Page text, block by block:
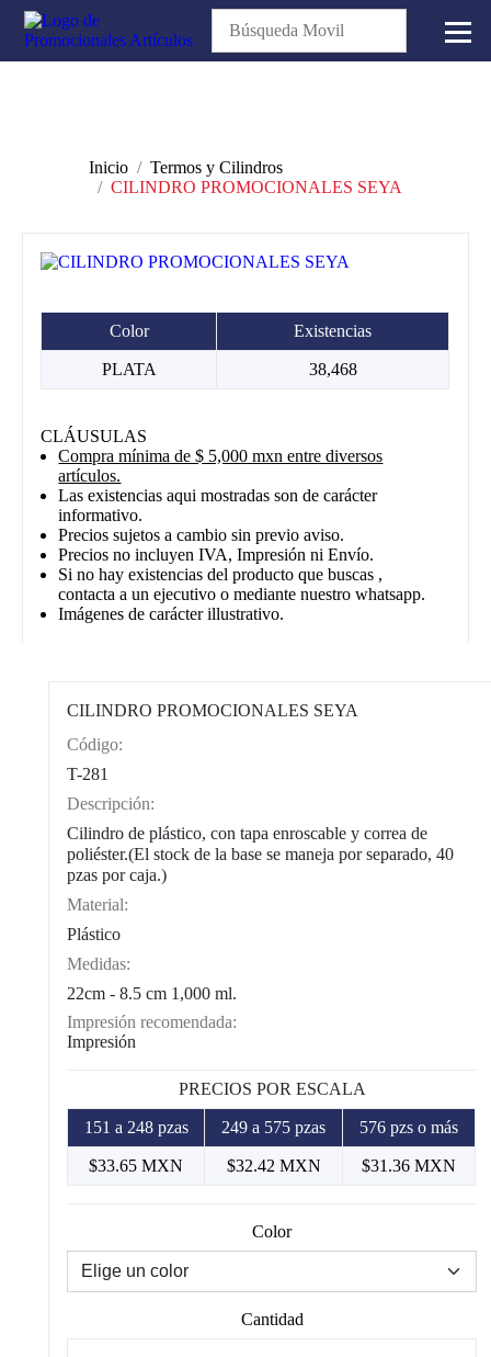
Inicio
Termos y Cilindros
CILINDRO PROMOCIONALES SEYA
Color Existencias
PLATA 38,468
CLÁUSULAS
Compra mínima de $ 5,000 mxn entre diversos
artículos.
Las existencias aqui mostradas son de carácter
informativo.
Precios sujetos a cambio sin previo aviso.
Precios no incluyen IVA, Impresión ni Envío.
Si no hay existencias del producto que buscas ,
contacta a un ejecutivo o mediante nuestro whatsapp.
Imágenes de carácter illustrativo.
CILINDRO PROMOCIONALES SEYA
Código:
T-281
Descripción:
Cilindro de plástico, con tapa enroscable y correa de
poliéster.(El stock de la base se maneja por separado, 40
pzas por caja.)
Material:
Plástico
Medidas:
22cm - 8.5 cm 1,000 ml.
Impresión recomendada:
Impresión
PRECIOS POR ESCALA
151 a 248 pzas 249 a 575 pzas 576 pzs o más
$33.65 MXN $32.42 MXN $31.36 MXN
Color
Cantidad